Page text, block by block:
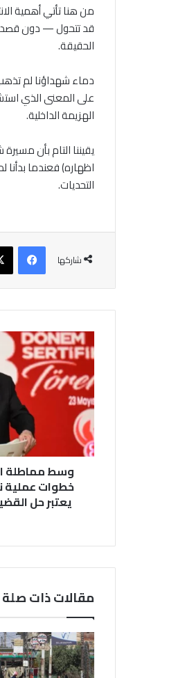
من هنا تأتي أهمية
قد تتحول — دون قصد
الحقيقة.
دماء شهداؤنا لم
على المعنى الذي
الهزيمة الداخلية.
يقيننا التام بأن
اظهاره) فعندما
التحديات.
شاركها
وسط
مماطلة
السلطات
التركية
في
تنفيذ
خطوات
عملية
نحو
السلام..حليف
أردوغان
الكردية
استقرار
وسط مماطلة
خطوات عملية
يعتبر حل
مقالات ذات صلة